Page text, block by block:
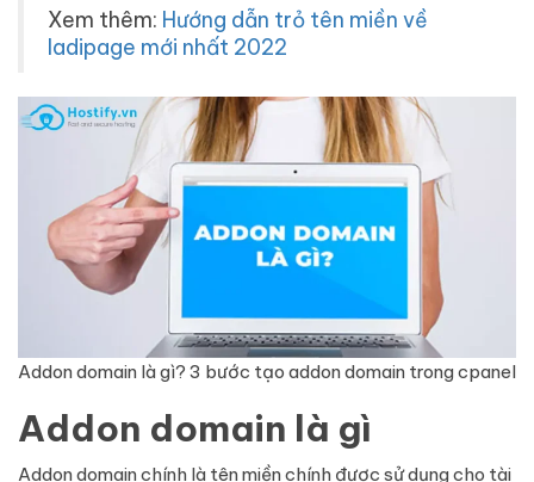
Xem thêm: Hướng dẫn trỏ tên miền về
ladipage mới nhất 2022
Addon domain là gì? 3 bước tạo addon domain trong cpanel
Addon domain là gì
Addon domain chính là tên miền chính được sử dụng cho tài